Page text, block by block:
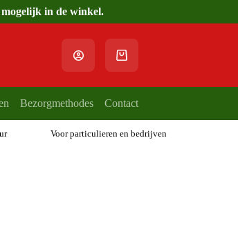
in de winkel.
Winkelwagen
Bezorgmethodes Contact
Voor particulieren en bedrijven